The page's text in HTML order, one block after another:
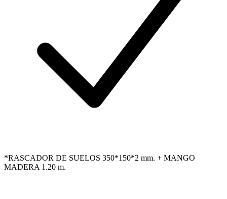
*RASCADOR DE SUELOS 350*150*2 mm. + MANGO
MADERA 1.20 m.